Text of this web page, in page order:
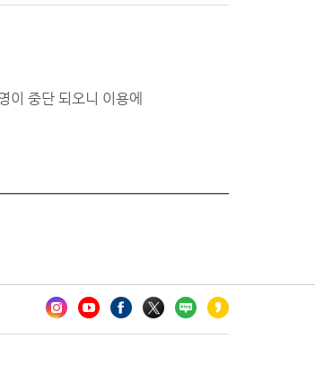
중단 되오니 이용에